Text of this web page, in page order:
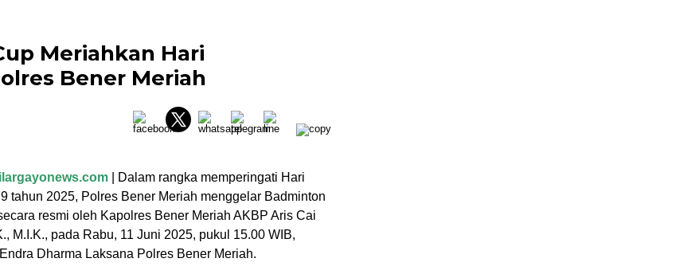
Meriahkan Hari
Bener Meriah
| Dalam rangka memperingati Hari
tahun 2025, Polres Bener Meriah menggelar Badminton
resmi oleh Kapolres Bener Meriah AKBP Aris Cai
M.I.K., pada Rabu, 11 Juni 2025, pukul 15.00 WIB,
Dharma Laksana Polres Bener Meriah.